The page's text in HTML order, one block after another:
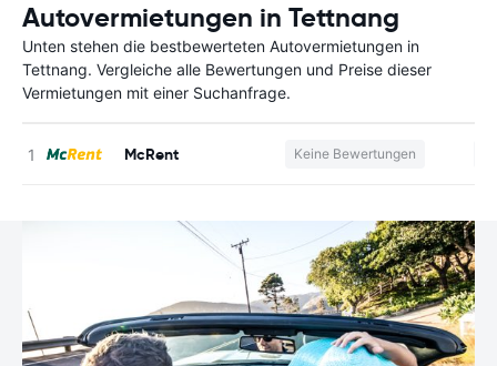
Autovermietungen in Tettnang
Unten stehen die bestbewerteten Autovermietungen in
Tettnang. Vergleiche alle Bewertungen und Preise dieser
Vermietungen mit einer Suchanfrage.
McRent Keine Bewertungen